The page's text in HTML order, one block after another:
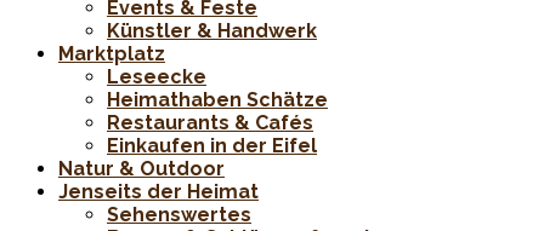
Events & Feste
Künstler & Handwerk
Marktplatz
Leseecke
Heimathaben Schätze
Restaurants & Cafés
Einkaufen in der Eifel
Natur & Outdoor
Jenseits der Heimat
Sehenswertes